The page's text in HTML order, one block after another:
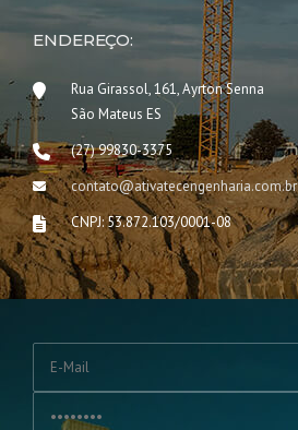
ENDEREÇO:
Rua Girassol, 161, Ayrton Senna
São Mateus ES
(27) 99830-3375
contato@ativatecengenharia.com.br
CNPJ: 53.872.103/0001-08